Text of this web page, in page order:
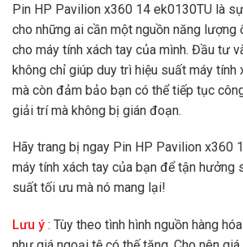
Pin HP Pavilion x360 14 ek0130TU là
cho những ai cần một nguồn năng lượng
cho máy tính xách tay của mình. Đầu tư
không chỉ giúp duy trì hiệu suất máy tính
mà còn đảm bảo bạn có thể tiếp tục
giải trí mà không bị gián đoạn.
Hãy trang bị ngay Pin HP Pavilion x360
máy tính xách tay của bạn để tận hưởng
suất tối ưu mà nó mang lại!
Lưu ý : Tùy theo tình hình nguồn hàng